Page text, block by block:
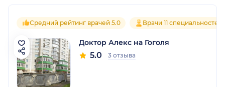
Средний рейтинг врачей 5.0 Врачи 11 специальностей
Доктор Алекс на Гоголя
5.0 3 отзыва